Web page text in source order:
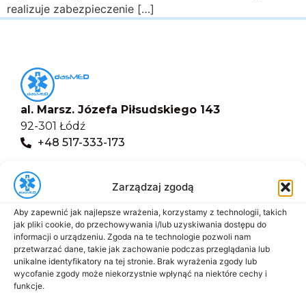
Zarządzaj zgodą
Aby zapewnić jak najlepsze wrażenia, korzystamy z technologii, takich
jak pliki cookie, do przechowywania i/lub uzyskiwania dostępu do
informacji o urządzeniu. Zgoda na te technologie pozwoli nam
przetwarzać dane, takie jak zachowanie podczas przeglądania lub
unikalne identyfikatory na tej stronie. Brak wyrażenia zgody lub
wycofanie zgody może niekorzystnie wpłynąć na niektóre cechy i
funkcje.
realizuje zabezpieczenie […]
al. Marsz. Józefa Piłsudskiego 143
92-301 Łódź
+48 517-333-173
Menu
Start
O nas
Oferta
Cennik